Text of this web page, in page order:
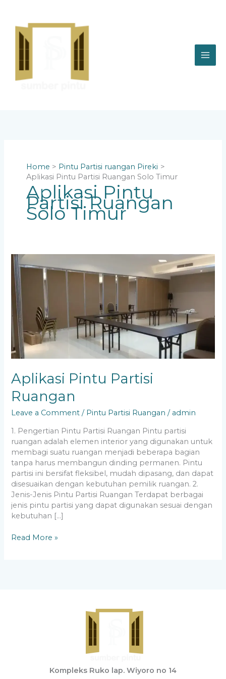
content
Home
Pintu Partisi ruangan Pireki
Aplikasi Pintu Partisi Ruangan Solo Timur
Aplikasi Pintu
Partisi Ruangan
Solo Timur
Aplikasi Pintu Partisi
Ruangan
Leave a Comment / Pintu Partisi Ruangan / admin
1. Pengertian Pintu Partisi Ruangan Pintu partisi
ruangan adalah elemen interior yang digunakan untuk
membagi suatu ruangan menjadi beberapa bagian
tanpa harus membangun dinding permanen. Pintu
partisi ini bersifat fleksibel, mudah dipasang, dan dapat
disesuaikan dengan kebutuhan pemilik ruangan. 2.
Jenis-Jenis Pintu Partisi Ruangan Terdapat berbagai
jenis pintu partisi yang dapat digunakan sesuai dengan
kebutuhan […]
Aplikasi
Pintu
Partisi
Ruangan
Read More »
Kompleks Ruko lap. Wiyoro no 14